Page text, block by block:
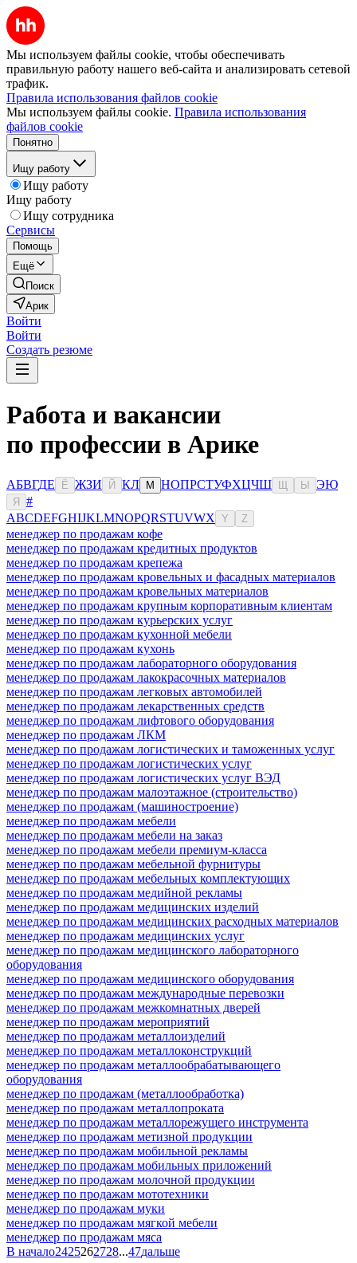
Мы используем файлы cookie, чтобы обеспечивать
правильную работу нашего веб-сайта и анализировать сетевой
трафик.
Правила использования файлов cookie
Мы используем файлы cookie. Правила использования
файлов cookie
Понятно
Ищу работу
Ищу работу
Ищу работу
Ищу сотрудника
Сервисы
Помощь
Ещё
Поиск
Арик
Войти
Войти
Создать резюме
Работа и вакансии
по профессии в Арике
АБВГДЕ Ё ЖЗИ Й КЛ М НОПРСТУФХЦЧШ Ы ЭЮ
Я
#
ABCDEFGHIJKLMNOPQRSTUVWX Y Z
менеджер по продажам кофе
менеджер по продажам кредитных продуктов
менеджер по продажам крепежа
менеджер по продажам кровельных и фасадных материалов
менеджер по продажам кровельных материалов
менеджер по продажам крупным корпоративным клиентам
менеджер по продажам курьерских услуг
менеджер по продажам кухонной мебели
менеджер по продажам кухонь
менеджер по продажам лабораторного оборудования
менеджер по продажам лакокрасочных материалов
менеджер по продажам легковых автомобилей
менеджер по продажам лекарственных средств
менеджер по продажам лифтового оборудования
менеджер по продажам ЛКМ
менеджер по продажам логистических и таможенных услуг
менеджер по продажам логистических услуг
менеджер по продажам логистических услуг ВЭД
менеджер по продажам малоэтажное (строительство)
менеджер по продажам (машиностроение)
менеджер по продажам мебели
менеджер по продажам мебели на заказ
менеджер по продажам мебели премиум-класса
менеджер по продажам мебельной фурнитуры
менеджер по продажам мебельных комплектующих
менеджер по продажам медийной рекламы
менеджер по продажам медицинских изделий
менеджер по продажам медицинских расходных материалов
менеджер по продажам медицинских услуг
менеджер по продажам медицинского лабораторного
оборудования
менеджер по продажам медицинского оборудования
менеджер по продажам международные перевозки
менеджер по продажам межкомнатных дверей
менеджер по продажам мероприятий
менеджер по продажам металлоизделий
менеджер по продажам металлоконструкций
менеджер по продажам металлообрабатывающего
оборудования
менеджер по продажам (металлообработка)
менеджер по продажам металлопроката
менеджер по продажам металлорежущего инструмента
менеджер по продажам метизной продукции
менеджер по продажам мобильной рекламы
менеджер по продажам мобильных приложений
менеджер по продажам молочной продукции
менеджер по продажам мототехники
менеджер по продажам муки
менеджер по продажам мягкой мебели
менеджер по продажам мяса
В начало2425262728...47дальше